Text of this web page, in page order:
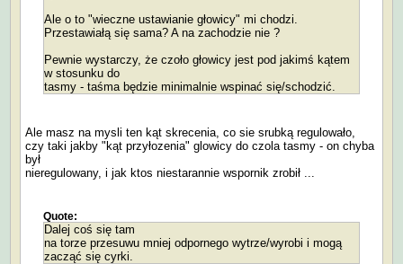
Ale o to "wieczne ustawianie głowicy" mi chodzi.
Przestawiałą się sama? A na zachodzie nie ?
Pewnie wystarczy, że czoło głowicy jest pod jakimś kątem
w stosunku do
tasmy - taśma będzie minimalnie wspinać się/schodzić.
Ale masz na mysli ten kąt skrecenia, co sie srubką regulowało,
czy taki jakby "kąt przyłozenia" glowicy do czola tasmy - on chyba
był
nieregulowany, i jak ktos niestarannie wspornik zrobił ...
Quote:
Dalej coś się tam
na torze przesuwu mniej odpornego wytrze/wyrobi i mogą
zacząć się cyrki.